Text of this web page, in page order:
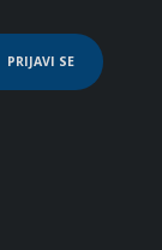
PRIJAVI SE